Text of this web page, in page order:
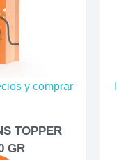
y comprar
TOPPER
GR